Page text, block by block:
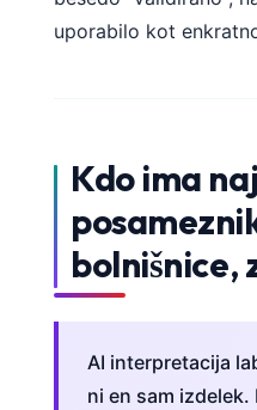
uporabilo kot
Kdo ima
bolnišnice,
AI interpretacija
ni en sam